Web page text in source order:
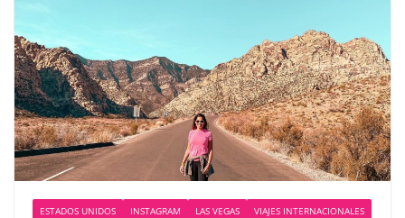
ESTADOS UNIDOS INSTAGRAM LAS VEGAS VIAJES INTERNACIONALES